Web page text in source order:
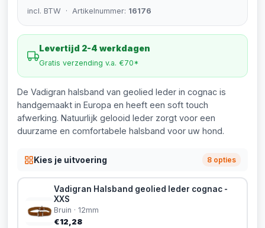
incl. BTW · Artikelnummer: 16176
Levertijd 2-4 werkdagen
Gratis verzending v.a. €70*
De Vadigran halsband van geolied leder in cognac is
handgemaakt in Europa en heeft een soft touch
afwerking. Natuurlijk gelooid leder zorgt voor een
duurzame en comfortabele halsband voor uw hond.
Kies je uitvoering 8 opties
Vadigran Halsband geolied leder cognac -
XXS
Bruin · 12mm
€12,28